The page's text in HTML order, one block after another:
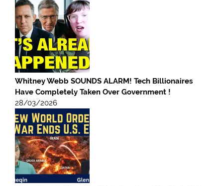
Whitney Webb SOUNDS ALARM! Tech Billionaires
Have Completely Taken Over Government !
28/03/2026